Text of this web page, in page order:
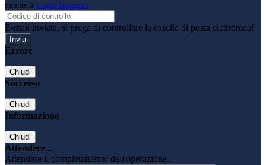
tramite la Login Spaggiari
E-mail inviata, si prega di controllare la casella di posta elettronica!
Errore
Chiudi
Successo
Chiudi
Informazione
Chiudi
Attendere...
Attendere il completamento dell'operazione...